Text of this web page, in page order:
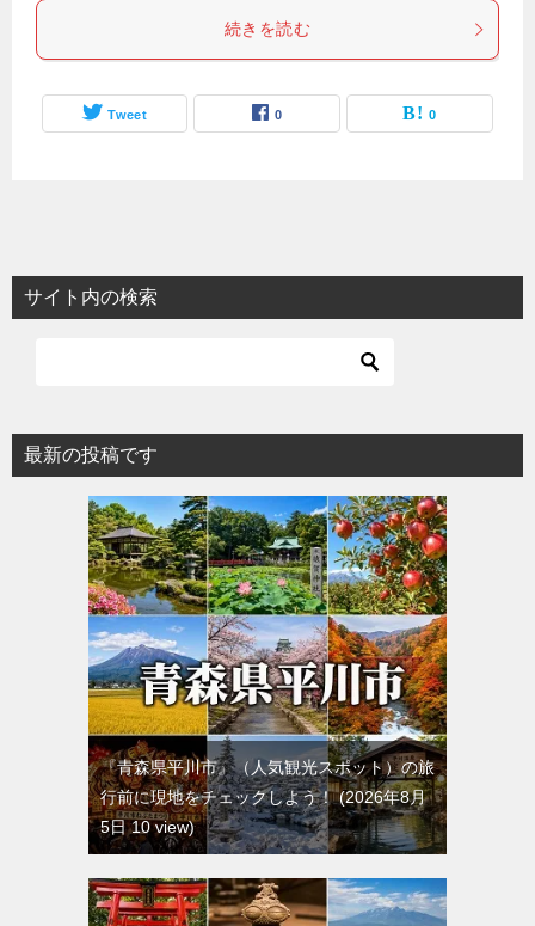
続きを読む
Tweet 0 0
サイト内の検索
最新の投稿です
『青森県平川市』（人気観光スポット）の旅
行前に現地をチェックしよう！ 2026年8月
5日 10 view